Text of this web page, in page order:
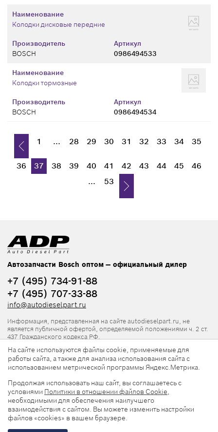
Производитель
BOSCH
Артикул
0986494533
Наименование
Колодки дисковые передние
Производитель
BOSCH
Артикул
0986494534
Наименование
Колодки тормозные
1 ... 28 29 30 31 32 33 34 35
36 37 38 39 40 41 42 43 44 45
46
...
53
Автозапчасти Bosch оптом — официальный дилер
+7 (495) 734-91-88
+7 (495) 707-33-88
info@autodieselpart.ru
Информация, представленная на сайте autodieselpart.ru, не
является публичной офертой, определяемой положениями ч. 2 ст.
437 Гражданского кодекса РФ.
Нормативная документация
ADP в социальных сетях
© 2026, ООО «АвтоДизельПарт». Все права защищены.
На сайте используются файлы cookie, применяемые для
работы сайта, а также для анализа использования сайта с
использованием метрической программы Яндекс.Метрика.
Продолжая использовать наш сайт, вы соглашаетесь с
условиями Политики в отношении файлов Cookie,
необходимыми для обеспечения наилучшего
взаимодействия с сайтом. Вы можете изменить настройки
файлов «cookies» в вашем браузере.